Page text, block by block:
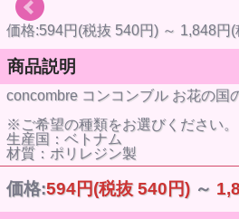
価格:594円(税抜 540円) ～ 1,848円
商品説明
concombre コンコンブル お花の国
※ご希望の種類をお選びください。
生産国：ベトナム
材質：ポリレジン製
価格:594円(税抜 540円) ～